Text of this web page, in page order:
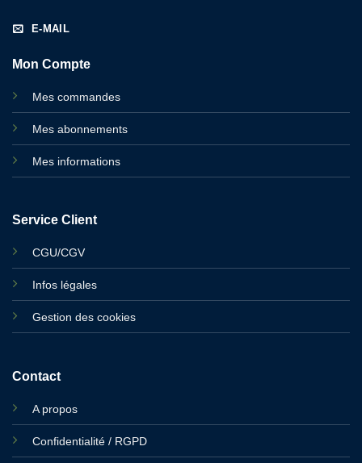
E-MAIL
Mon Compte
Mes commandes
Mes abonnements
Mes informations
Service Client
CGU/CGV
Infos légales
Gestion des cookies
Contact
A propos
Confidentialité / RGPD